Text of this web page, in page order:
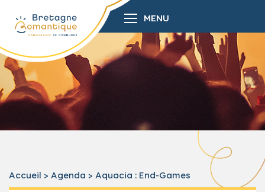
MENU
Accueil > Agenda > Aquacia : End-Games